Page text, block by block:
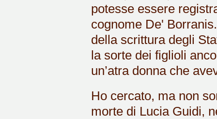
potesse essere
cognome De'
della scrittura degli
la sorte dei figlioli
un’atra donna che
Ho cercato, ma non
morte di Lucia Guidi,